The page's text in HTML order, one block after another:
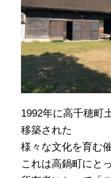
1992年に高千穂町
移築された
様々な文化を育む
これは高鍋町にと